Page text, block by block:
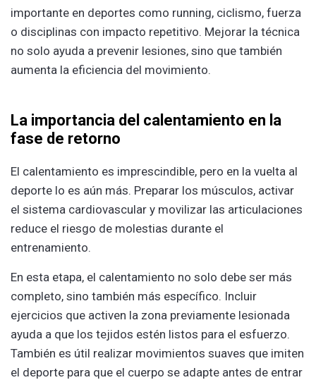
importante en deportes como running, ciclismo, fuerza
o disciplinas con impacto repetitivo. Mejorar la técnica
no solo ayuda a prevenir lesiones, sino que también
aumenta la eficiencia del movimiento.
La importancia del calentamiento en la
fase de retorno
El calentamiento es imprescindible, pero en la vuelta al
deporte lo es aún más. Preparar los músculos, activar
el sistema cardiovascular y movilizar las articulaciones
reduce el riesgo de molestias durante el
entrenamiento.
En esta etapa, el calentamiento no solo debe ser más
completo, sino también más específico. Incluir
ejercicios que activen la zona previamente lesionada
ayuda a que los tejidos estén listos para el esfuerzo.
También es útil realizar movimientos suaves que imiten
el deporte para que el cuerpo se adapte antes de entrar